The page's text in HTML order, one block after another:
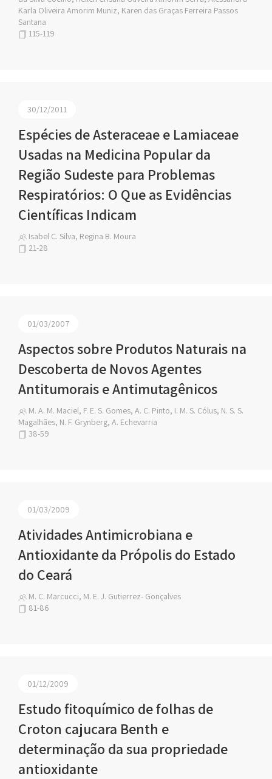
Karla Oliveira Amorim Muniz, Karen das Graças Ferreira Passos
Santana
115-119
30/12/2011
Espécies de Asteraceae e Lamiaceae
Usadas na Medicina Popular da
Região Sudeste para Problemas
Respiratórios: O Que as Evidências
Científicas Indicam
Isabel C. Silva, Regina B. Moura
21-28
01/03/2007
Aspectos sobre Produtos Naturais na
Descoberta de Novos Agentes
Antitumorais e Antimutagênicos
M. A. M. Maciel, F. E. S. Gomes, A. C. Pinto, I. M. S. Cólus, N. S. S.
Magalhães, N. F. Grynberg, A. Echevarria
38-59
01/03/2009
Atividades Antimicrobiana e
Antioxidante da Própolis do Estado
do Ceará
M. C. Marcucci, M. E. J. Gutierrez- Gonçalves
81-86
01/12/2009
Estudo fitoquímico de folhas de
Croton cajucara Benth e
determinação da sua propriedade
antioxidante